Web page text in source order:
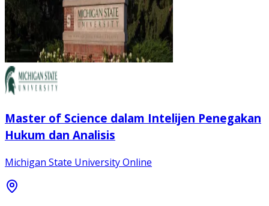
Master of Science dalam Intelijen Penegakan
Hukum dan Analisis
Michigan State University Online